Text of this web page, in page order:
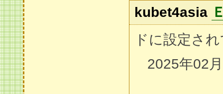
kubet4asia
ドに設定さ
2025年02